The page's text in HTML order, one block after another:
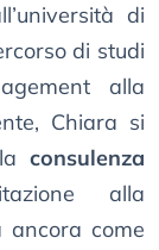
di
di studi
alla
Chiara si
consulenza
alla
ancora come